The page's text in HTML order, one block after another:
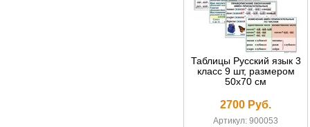
Таблицы Русский язык 3
класс 9 шт, размером
50х70 см
2700 Руб.
Артикул: 900053